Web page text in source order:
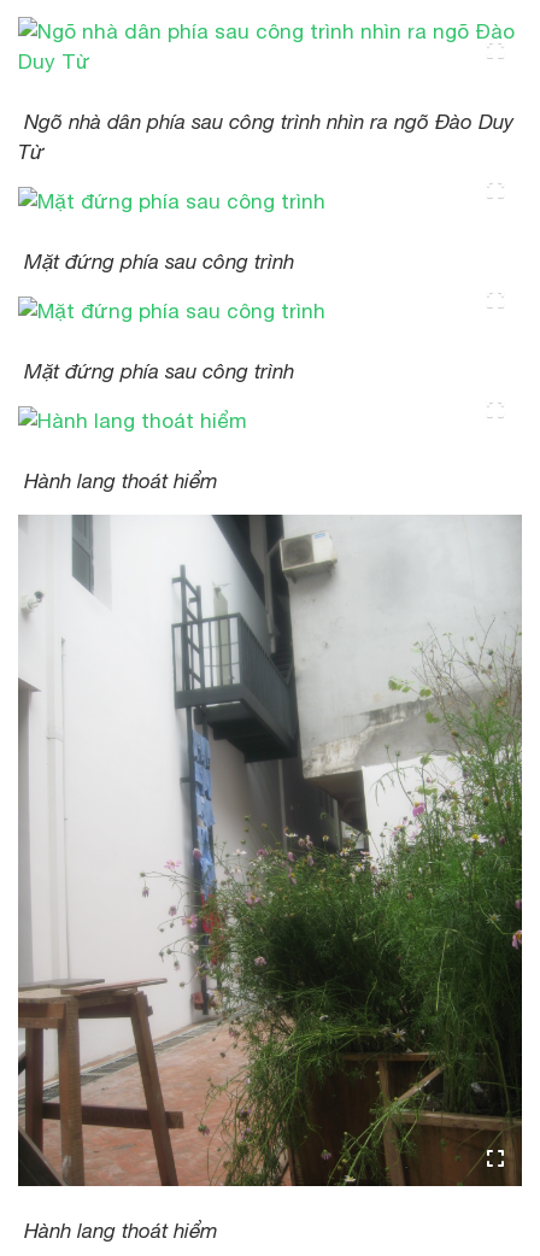
Ngõ nhà dân phía sau công trình nhìn ra ngõ Đào Duy
Từ
Mặt đứng phía sau công trình
Mặt đứng phía sau công trình
Hành lang thoát hiểm
Hành lang thoát hiểm